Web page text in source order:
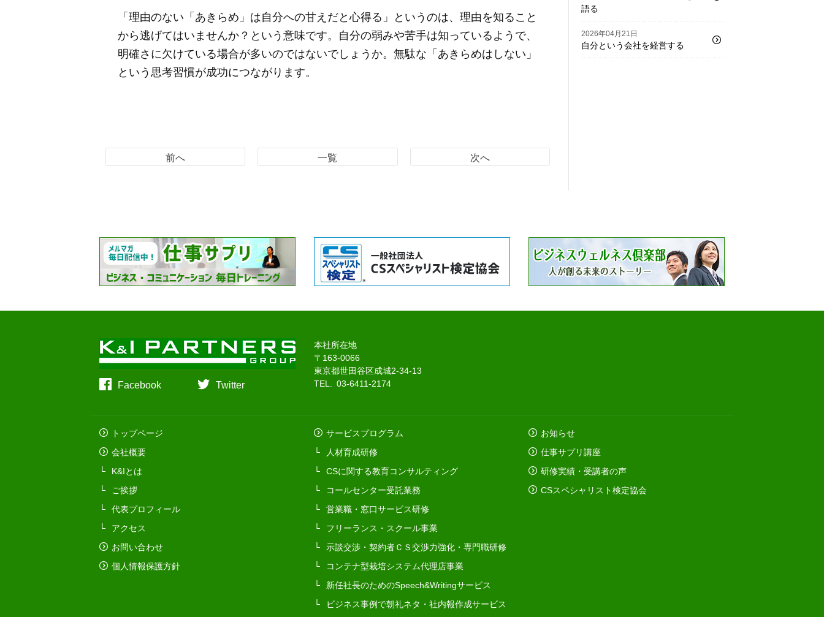
「理由のない「あきらめ」は自分への甘えだと心得る」というのは、理由を知ること
から逃げてはいませんか？という意味です。自分の弱みや苦手は知っているようで、
明確さに欠けている場合が多いのではないでしょうか。無駄な「あきらめはしない」
という思考習慣が成功につながります。
前へ 一覧 次へ
語る
2026年04月21日
自分という会社を経営する
Facebook Twitter
本社所在地
〒163-0066
東京都世田谷区成城2-34-13
TEL. 03-6411-2174
トップページ
会社概要
K&Iとは
ご挨拶
代表プロフィール
アクセス
お問い合わせ
個人情報保護方針
サービスプログラム
人材育成研修
CSに関する教育コンサルティング
コールセンター受託業務
営業職・窓口サービス研修
フリーランス・スクール事業
示談交渉・契約者ＣＳ交渉力強化・専門職研修
コンテナ型栽培システム代理店事業
新任社長のためのSpeech&Writingサービス
ビジネス事例で朝礼ネタ・社内報作成サービス
お知らせ
仕事サプリ講座
研修実績・受講者の声
CSスペシャリスト検定協会